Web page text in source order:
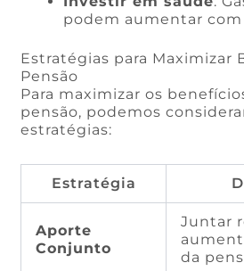
podem aumentar com
Estratégias para Maximizar
Pensão
Para maximizar os
pensão, podemos
estratégias:
Estratégia
Aporte
Conjunto
Juntar
da